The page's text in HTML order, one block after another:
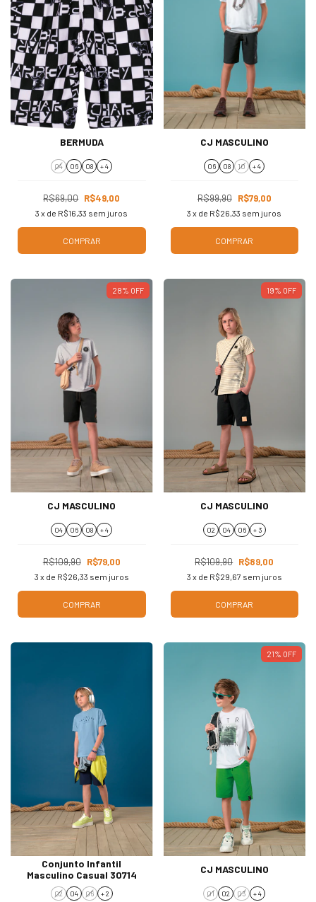
BERMUDA
04 06 08 + 4
R$69,00 R$49,00
3 x de R$16,33 sem juros
COMPRAR
CJ MASCULINO
06 08 10 + 4
R$99,90 R$79,00
3 x de R$26,33 sem juros
COMPRAR
28% OFF
CJ MASCULINO
04 06 08 + 4
R$109,90 R$79,00
3 x de R$26,33 sem juros
COMPRAR
19% OFF
CJ MASCULINO
02 04 06 + 3
R$109,90 R$89,00
3 x de R$29,67 sem juros
COMPRAR
Conjunto Infantil
Masculino Casual 30714
02 04 06 + 2
21% OFF
CJ MASCULINO
01 02 03 + 4